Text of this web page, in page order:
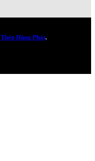
Thép Hùng Phát.